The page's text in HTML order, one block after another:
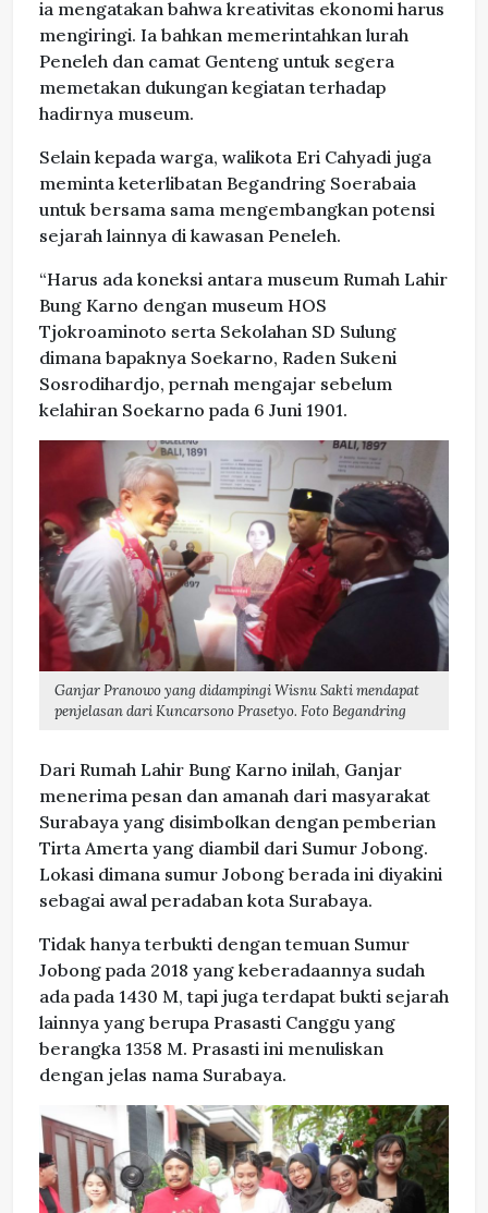
ia mengatakan bahwa kreativitas ekonomi harus
mengiringi. Ia bahkan memerintahkan lurah
Peneleh dan camat Genteng untuk segera
memetakan dukungan kegiatan terhadap
hadirnya museum.
Selain kepada warga, walikota Eri Cahyadi juga
meminta keterlibatan Begandring Soerabaia
untuk bersama sama mengembangkan potensi
sejarah lainnya di kawasan Peneleh.
“Harus ada koneksi antara museum Rumah Lahir
Bung Karno dengan museum HOS
Tjokroaminoto serta Sekolahan SD Sulung
dimana bapaknya Soekarno, Raden Sukeni
Sosrodihardjo, pernah mengajar sebelum
kelahiran Soekarno pada 6 Juni 1901.
Ganjar Pranowo yang didampingi Wisnu Sakti mendapat
penjelasan dari Kuncarsono Prasetyo. Foto Begandring
Dari Rumah Lahir Bung Karno inilah, Ganjar
menerima pesan dan amanah dari masyarakat
Surabaya yang disimbolkan dengan pemberian
Tirta Amerta yang diambil dari Sumur Jobong.
Lokasi dimana sumur Jobong berada ini diyakini
sebagai awal peradaban kota Surabaya.
Tidak hanya terbukti dengan temuan Sumur
Jobong pada 2018 yang keberadaannya sudah
ada pada 1430 M, tapi juga terdapat bukti sejarah
lainnya yang berupa Prasasti Canggu yang
berangka 1358 M. Prasasti ini menuliskan
dengan jelas nama Surabaya.